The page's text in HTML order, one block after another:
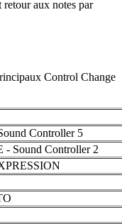
retour aux notes par
Control Change
Controller 5
Sound Controller 2